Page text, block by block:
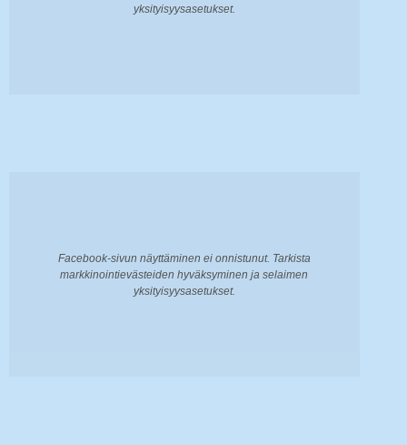
yksityisyysasetukset.
Facebook-sivun näyttäminen ei onnistunut. Tarkista
markkinointievästeiden hyväksyminen ja selaimen
yksityisyysasetukset.